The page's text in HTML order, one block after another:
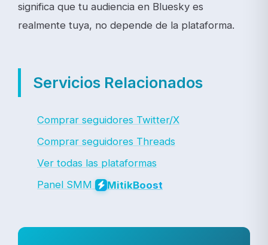
significa que tu audiencia en Bluesky es
realmente tuya, no depende de la plataforma.
Servicios Relacionados
Comprar seguidores Twitter/X
Comprar seguidores Threads
Ver todas las plataformas
Panel SMM
MitikBoost